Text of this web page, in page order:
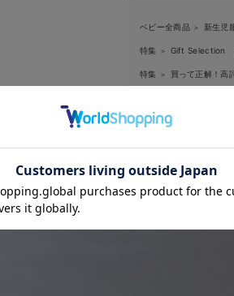
ベビー全商品 ＞ 新生児
特集 ＞ Gift Selection
特集 ＞ 買って正解！高
安心の日本製
ベビー全商品
お気に入り商品を確認する